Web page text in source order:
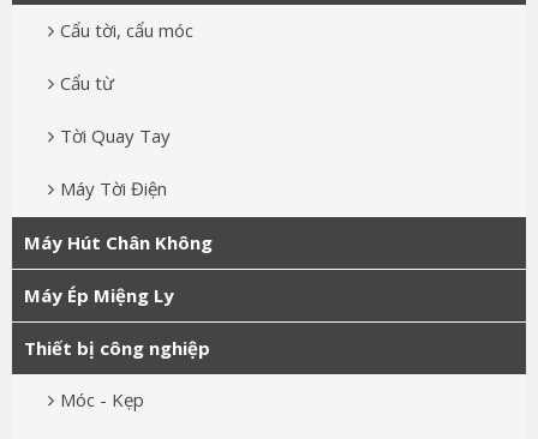
Cẩu tời, cẩu móc
Cẩu từ
Tời Quay Tay
Máy Tời Điện
Máy Hút Chân Không
Máy Ép Miệng Ly
Thiết bị công nghiệp
Móc - Kẹp